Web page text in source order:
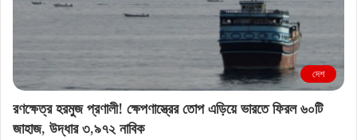
দেশ
রণক্ষেত্র হরমুজ প্রণালী! ক্ষেপণাস্ত্রের তোপ এড়িয়ে ভারতে ফিরল ৬০টি
জাহাজ, উদ্ধার ৩,৯৭২ নাবিক